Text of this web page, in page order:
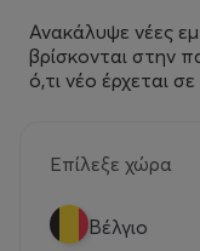
Ανακάλυψε νέες
βρίσκονται στην
ό,τι νέο έρχεται
Επίλεξε χώρα
Βέλγιο